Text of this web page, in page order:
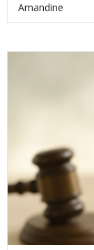
Amandine